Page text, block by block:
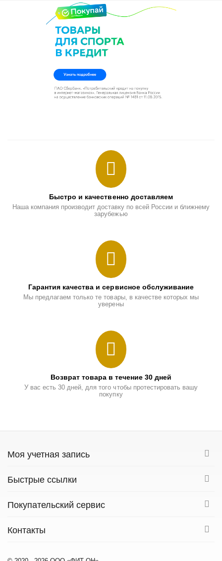
Быстро и качественно доставляем
Наша компания производит доставку по всей России и ближнему
зарубежью
Гарантия качества и сервисное обслуживание
Мы предлагаем только те товары, в качестве которых мы
уверены
Возврат товара в течение 30 дней
У вас есть 30 дней, для того чтобы протестировать вашу
покупку
Моя учетная запись
Быстрые ссылки
Покупательский сервис
Контакты